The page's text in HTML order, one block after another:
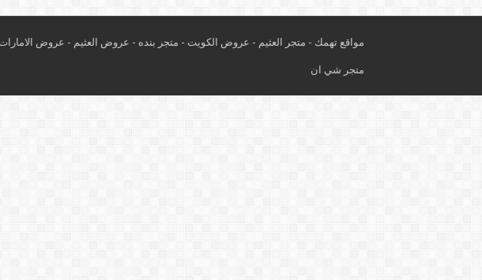
مواقع تهمك - متجر العثيم - عروض الكويت - متجر بنده - عروض العثيم - عروض الامارات
متجر شي ان